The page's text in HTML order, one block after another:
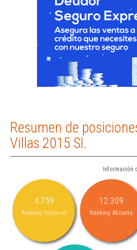
Resumen de
Villas 2015 Sl.
Información
4.759
Ranking Sectorial
12.309
Ranking Alicante